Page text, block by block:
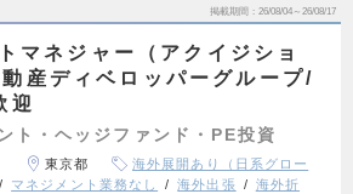
掲載期間 26/08/04～26/08/17
マネジャー（アクイジショ
産ディベロッパーグループ/
迎
ト・ヘッジファンド・PE投資
東京都
海外展開あり（日系グロー
マネジメント業務なし 海外出張
海外折